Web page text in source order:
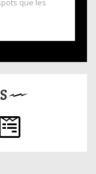
que les